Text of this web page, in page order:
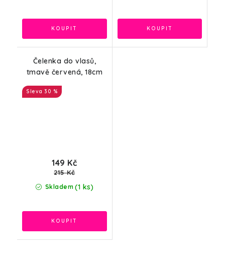
Čelenka do vlasů,
tmavě červená, 18cm
30 %
Skladem (1 ks)
149 Kč
215 Kč